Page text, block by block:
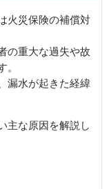
火災保険の補償対
の重大な過失や故
。
漏水が起きた経緯
主な原因を解説し